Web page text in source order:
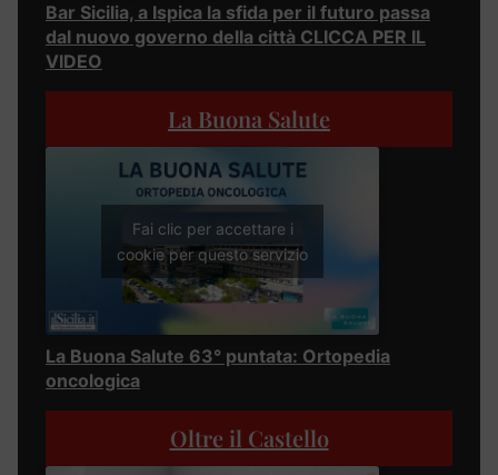
Bar Sicilia, a Ispica la sfida per il futuro passa
dal nuovo governo della città CLICCA PER IL
VIDEO
La Buona Salute
Fai clic per accettare i
cookie per questo servizio
La Buona Salute 63° puntata: Ortopedia
oncologica
Oltre il Castello